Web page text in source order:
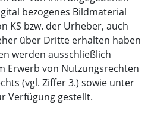
bezogenes Bildmaterial
KS bzw. der Urheber, auch
über Dritte erhalten haben
werden ausschließlich
Erwerb von Nutzungsrechten
(vgl. Ziffer 3.) sowie unter
Verfügung gestellt.